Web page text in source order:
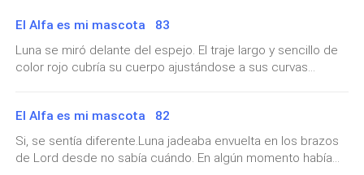
detrás de su alfa son decir nada. Sabía que el lobo
mayor estaba de un humor bastante versátil
últimamente, pero cuando mataba… por muy orgullos
despierto y su cuello podría ser el próximo sino tenía
cuidado.
El Alfa es mi mascota 83
Luna se miró delante del espejo. El traje largo y sencillo de
color rojo cubría su cuerpo ajustándose a sus curvas
centrada. Sus manos pasaron por encima de su vientre y
después de unos días y ciertas comprobaciones estaba
segura. Esperaba que no fuera mucho susto para su pareja
sobre todo en un día tan cargado de adrenalina como
El Alfa es mi mascota 82
Si, se sentía diferente.Luna jadeaba envuelta en los brazos
de Lord desde no sabía cuándo. En algún momento había